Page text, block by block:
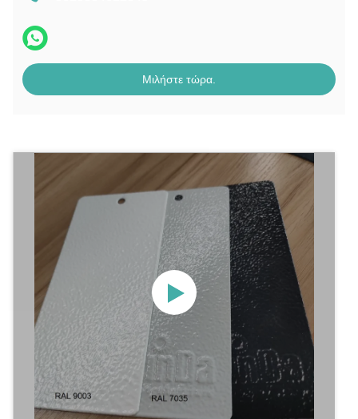
Μιλήστε τώρα.